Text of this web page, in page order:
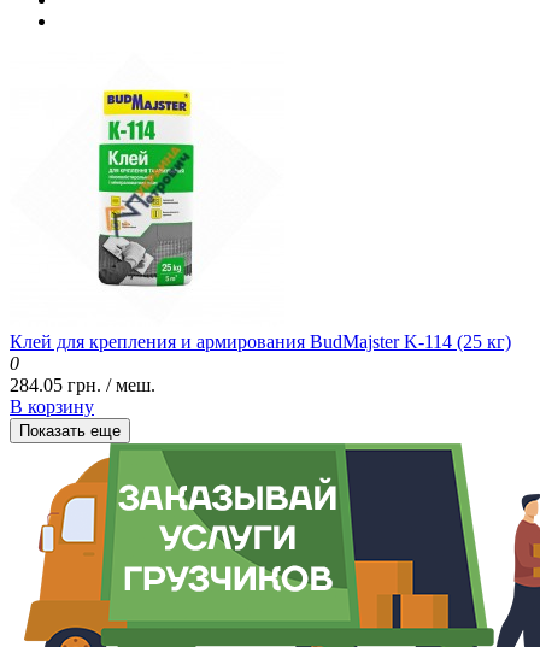
Клей для крепления и армирования BudMajster K-114 (25 кг)
0
284.05 грн. / меш.
В корзину
Показать еще